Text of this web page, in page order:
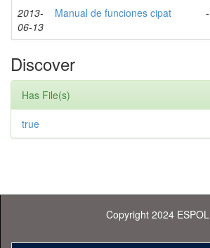
2013-
06-13
Manual de funciones cipat -
Discover
Has File(s)
true
Copyright 2024 ESPOL